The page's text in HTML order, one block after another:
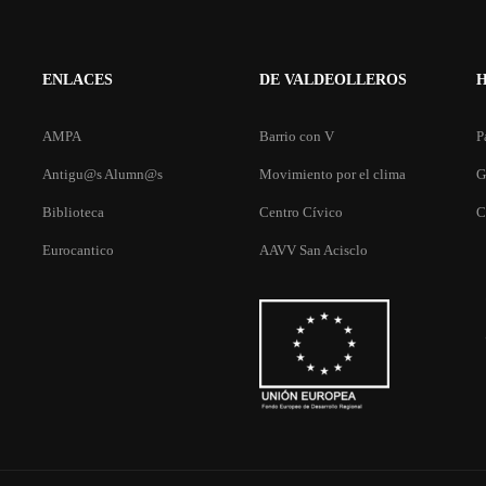
ENLACES
AMPA
Antigu@s Alumn@s
Biblioteca
Eurocantico
DE VALDEOLLEROS
Barrio con V
Movimiento por el clima
Centro Cívico
AAVV San Acisclo
QUEDADO CON GANAS
todos los números de Asomadilla, nuestra revista
EMPIEZA AHORA